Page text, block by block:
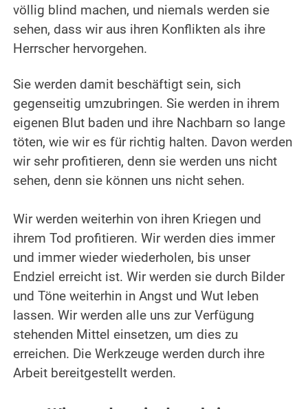
völlig blind machen, und niemals werden sie
sehen, dass wir aus ihren Konflikten als ihre
Herrscher hervorgehen.
Sie werden damit beschäftigt sein, sich
gegenseitig umzubringen. Sie werden in ihrem
eigenen Blut baden und ihre Nachbarn so lange
töten, wie wir es für richtig halten. Davon werden
wir sehr profitieren, denn sie werden uns nicht
sehen, denn sie können uns nicht sehen.
Wir werden weiterhin von ihren Kriegen und
ihrem Tod profitieren. Wir werden dies immer
und immer wieder wiederholen, bis unser
Endziel erreicht ist. Wir werden sie durch Bilder
und Töne weiterhin in Angst und Wut leben
lassen. Wir werden alle uns zur Verfügung
stehenden Mittel einsetzen, um dies zu
erreichen. Die Werkzeuge werden durch ihre
Arbeit bereitgestellt werden.